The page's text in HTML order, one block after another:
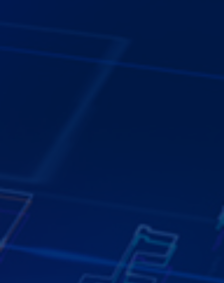
AIX partner株式会社 代表取締役
マイナビ Executive AI Adviser
三井住友カード株式会社 Head of AI Innovat